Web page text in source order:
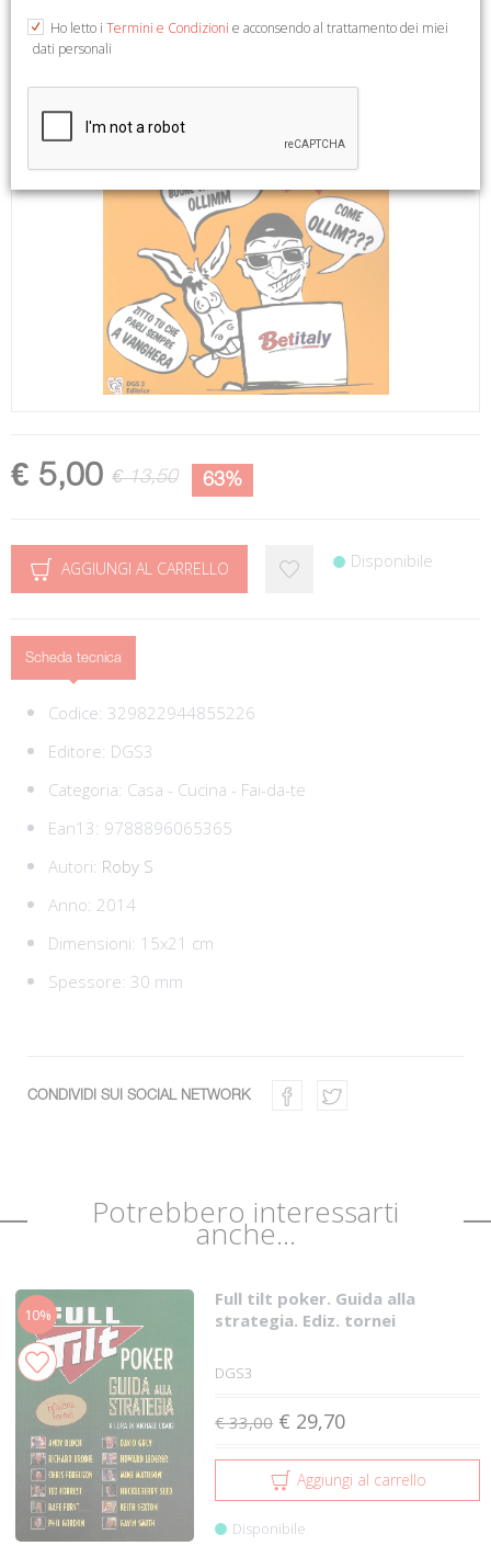
€ 5,00 € 13,50 63%
AGGIUNGI AL CARRELLO Disponibile
Scheda tecnica
Codice: 329822944855226
Editore: DGS3
Categoria: Casa - Cucina - Fai-da-te
Ean13: 9788896065365
Autori: Roby S
Anno: 2014
Dimensioni: 15x21 cm
Spessore: 30 mm
CONDIVIDI SUI SOCIAL NETWORK
Potrebbero interessarti
anche...
10%
Full tilt poker. Guida alla
strategia. Ediz. tornei
DGS3
€ 33,00 € 29,70
Aggiungi al carrello
Disponibile
Ho letto i Termini e Condizioni e acconsendo al trattamento dei miei
dati personali